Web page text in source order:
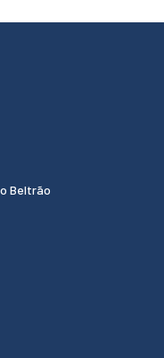
Beltrão